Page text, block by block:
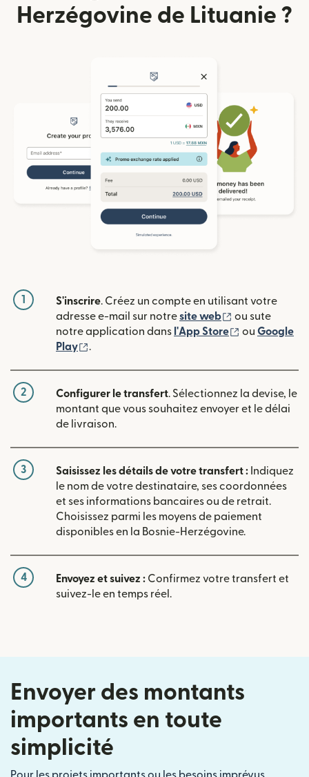
Herzégovine de Lituanie ?
1 S'inscrire. Créez un compte en utilisant votre
adresse e-mail sur notresite web (s'ouvre dans
ou sute
notre application dans l'App Store (s'ouvre
ou Google
Play
.
2 Configurer le transfert. Sélectionnez la devise, le
montant que vous souhaitez envoyer et le délai
de livraison.
3 Saisissez les détails de votre transfert : Indiquez
le nom de votre destinataire, ses coordonnées
et ses informations bancaires ou de retrait.
Choisissez parmi les moyens de paiement
disponibles en la Bosnie-Herzégovine.
4 Envoyez et suivez : Confirmez votre transfert et
suivez-le en temps réel.
Envoyer des montants
importants en toute
simplicité